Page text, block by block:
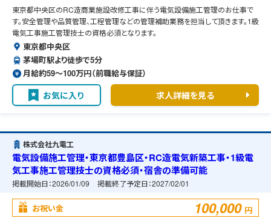
東京都中央区のRC造商業施設改修工事に伴う電気設備施工管理のお仕事で
す。安全管理や品質管理、工程管理などの管理補助業務を担当して頂きます。1級
電気工事施工管理技士の資格必須となります。
東京都中央区
茅場町駅より徒歩で5分
月給約59〜100万円（前職給与保証）
お気に入り 求人詳細を見る
株式会社九電工
電気設備施工管理・東京都豊島区・RC造電気新築工事・1級電
気工事施工管理技士の資格必須・宿舎の準備可能
掲載開始日：2026/01/09 掲載終了予定日：2027/02/01
お祝い金 100,000 円